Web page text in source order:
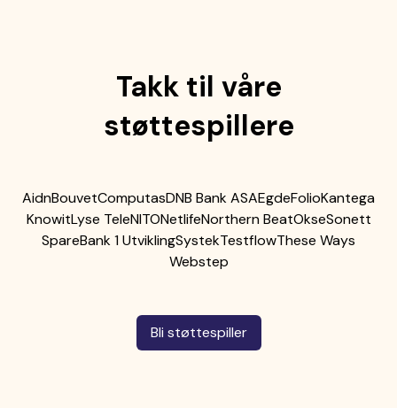
Takk til våre
støttespillere
AidnBouvetComputasDNB Bank ASAEgdeFolioKantega
KnowitLyse TeleNITONetlifeNorthern BeatOkseSonett
SpareBank 1 UtviklingSystekTestflowThese Ways
Webstep
Bli støttespiller